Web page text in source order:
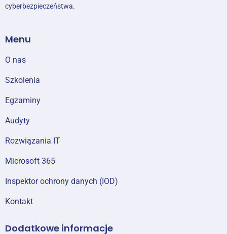
cyberbezpieczeństwa.
Menu
O nas
Szkolenia
Egzaminy
Audyty
Rozwiązania IT
Microsoft 365
Inspektor ochrony danych (IOD)
Kontakt
Dodatkowe informacje